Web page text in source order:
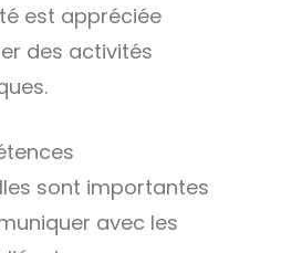
est appréciée
des activités
sont importantes
avec les